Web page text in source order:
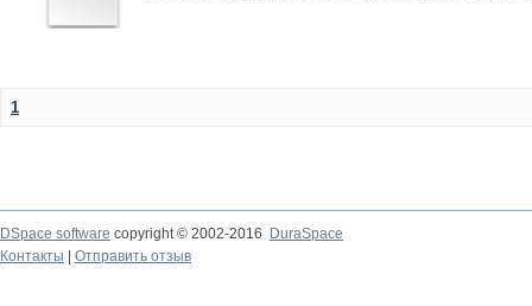
1
DSpace software copyright © 2002-2016
DuraSpace
Контакты
Отправить отзыв